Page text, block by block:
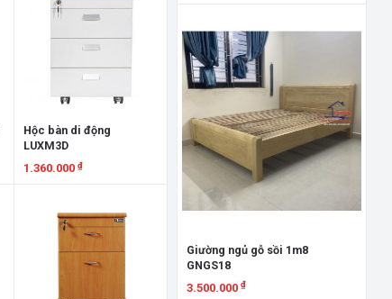
Hộc bàn di động
LUXM3D
1.360.000₫
Giường ngủ gỗ sồi 1m8
GNGS18
3.500.000₫